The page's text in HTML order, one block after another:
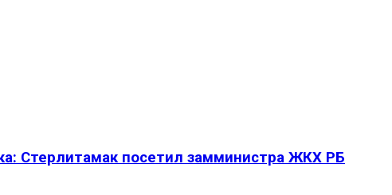
Стерлитамак посетил замминистра ЖКХ РБ